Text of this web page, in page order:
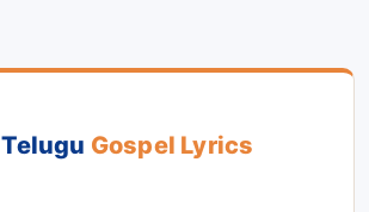
Telugu Gospel Lyrics